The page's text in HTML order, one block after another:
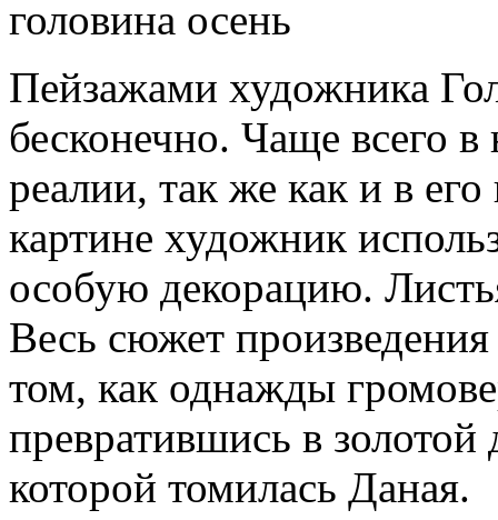
Пейзажами художника
бесконечно. Чаще всего в
реалии, так же как и в
картине художник
особую декорацию.
Весь сюжет
том, как однажды
превратившись в
которой томилась Даная.